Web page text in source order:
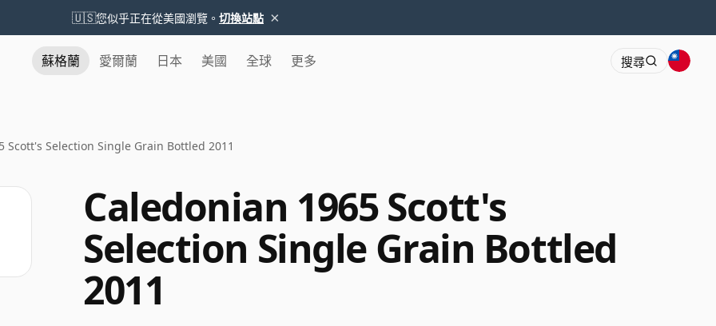
🇺🇸您似乎正在從美國瀏覽。 切換站點 ×
蘇格蘭 愛爾蘭 日本 美國 全球 更多 搜尋
Scott's Selection Single Grain Bottled 2011
Caledonian 1965 Scott's
Selection Single Grain Bottled
2011